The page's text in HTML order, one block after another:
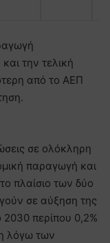
την τελική
από το ΑΕΠ
σε ολόκληρη
παραγωγή και
πλαίσιο των δύο
σε αύξηση της
περίπου 0,2%
λόγω των